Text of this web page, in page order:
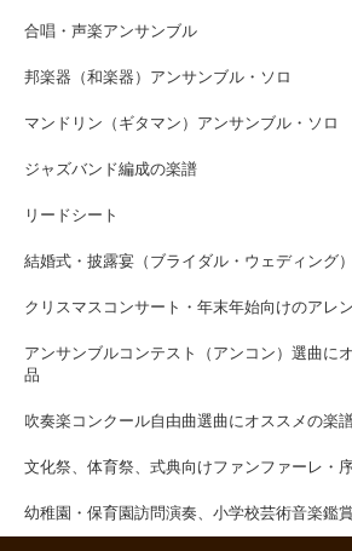
合唱・声楽アンサンブル
邦楽器（和楽器）アンサンブル・ソロ
マンドリン（ギタマン）アンサンブル・ソロ
ジャズバンド編成の楽譜
リードシート
結婚式・披露宴（ブライダル・ウェディング
クリスマスコンサート・年末年始向けのアレ
アンサンブルコンテスト（アンコン）選曲に
品
吹奏楽コンクール自由曲選曲にオススメの楽
文化祭、体育祭、式典向けファンファーレ・
幼稚園・保育園訪問演奏、小学校芸術音楽鑑